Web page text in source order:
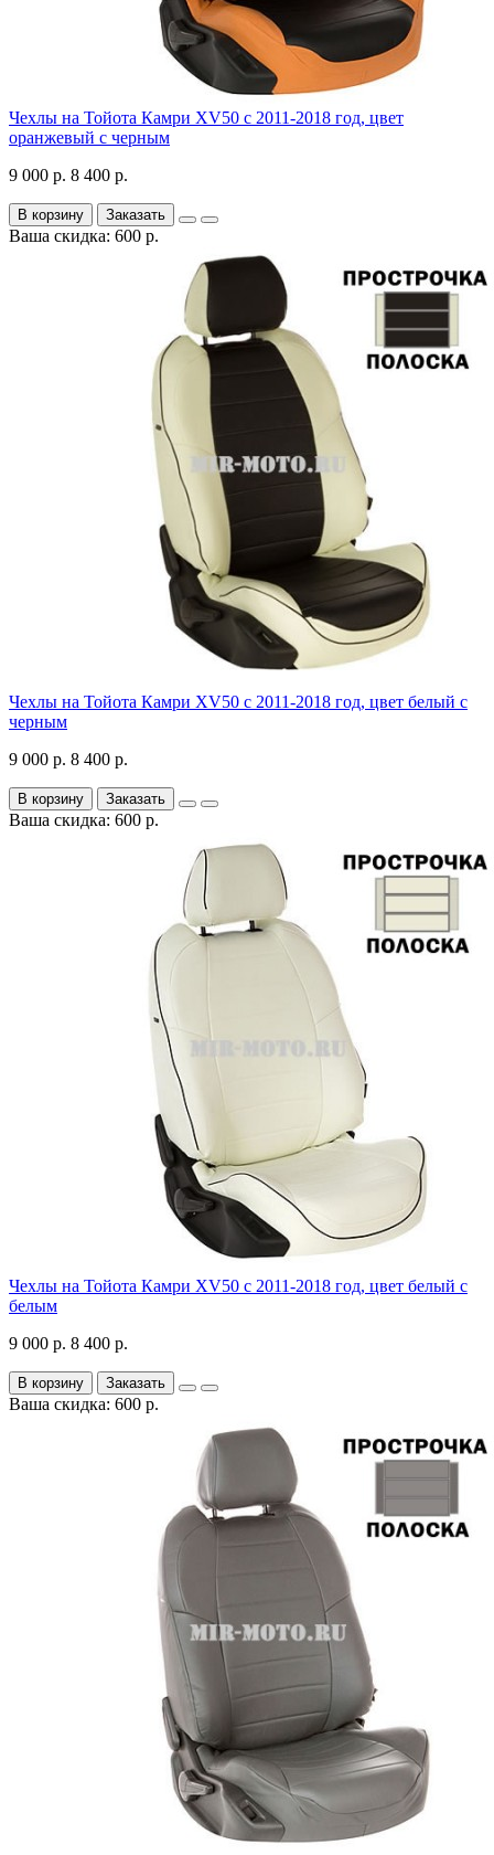
Чехлы на Тойота Камри XV50 с 2011-2018 год, цвет
оранжевый с черным
9 000 р. 8 400 р.
В корзину Заказать
Ваша скидка: 600 р.
Чехлы на Тойота Камри XV50 с 2011-2018 год, цвет белый с
черным
9 000 р. 8 400 р.
В корзину Заказать
Ваша скидка: 600 р.
Чехлы на Тойота Камри XV50 с 2011-2018 год, цвет белый с
белым
9 000 р. 8 400 р.
В корзину Заказать
Ваша скидка: 600 р.